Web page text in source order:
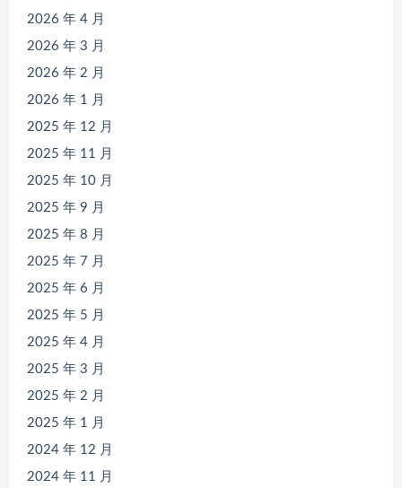
2026 年 4 月
2026 年 3 月
2026 年 2 月
2026 年 1 月
2025 年 12 月
2025 年 11 月
2025 年 10 月
2025 年 9 月
2025 年 8 月
2025 年 7 月
2025 年 6 月
2025 年 5 月
2025 年 4 月
2025 年 3 月
2025 年 2 月
2025 年 1 月
2024 年 12 月
2024 年 11 月